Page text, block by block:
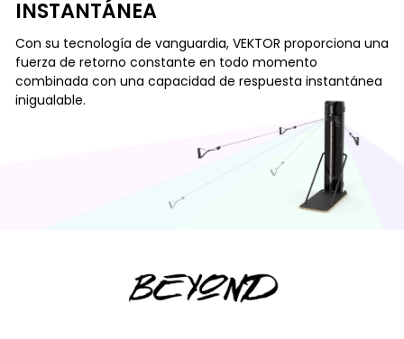
INSTANTÁNEA
Con su tecnología de vanguardia, VEKTOR proporciona una
fuerza de retorno constante en todo momento
combinada con una capacidad de respuesta instantánea
inigualable.